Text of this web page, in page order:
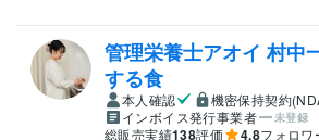
管理栄養士アオイ 村中
する食
本人確認
機密保持契約
インボイス発行事業者
未登録
総販売実績138評価 4.8フォロワ